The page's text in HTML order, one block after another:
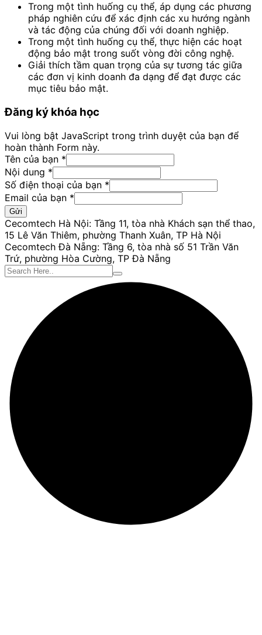
Trong một tình huống cụ thể, áp dụng các phương
pháp nghiên cứu để xác định các xu hướng ngành
và tác động của chúng đối với doanh nghiệp.
Trong một tình huống cụ thể, thực hiện các hoạt
động bảo mật trong suốt vòng đời công nghệ.
Giải thích tầm quan trọng của sự tương tác giữa
các đơn vị kinh doanh đa dạng để đạt được các
mục tiêu bảo mật.
Đăng ký khóa học
Vui lòng bật JavaScript trong trình duyệt của bạn để
hoàn thành Form này.
bạn
của
thoại
Tên của bạn *
Nội dung *
Số điện thoại của bạn *
Email của bạn *
Gửi
Cecomtech Hà Nội: Tầng 11, tòa nhà Khách sạn thể thao,
15 Lê Văn Thiêm, phường Thanh Xuân, TP Hà Nội
Cecomtech Đà Nẵng: Tầng 6, tòa nhà số 51 Trần Văn
Trứ, phường Hòa Cường, TP Đà Nẵng